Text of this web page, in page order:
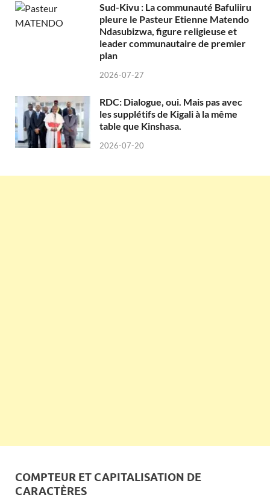
Sud-Kivu : La communauté Bafuliiru
pleure le Pasteur Etienne Matendo
Ndasubizwa, figure religieuse et
leader communautaire de premier
plan
2026-07-27
RDC: Dialogue, oui. Mais pas avec
les supplétifs de Kigali à la même
table que Kinshasa.
2026-07-20
COMPTEUR ET CAPITALISATION DE
CARACTÈRES